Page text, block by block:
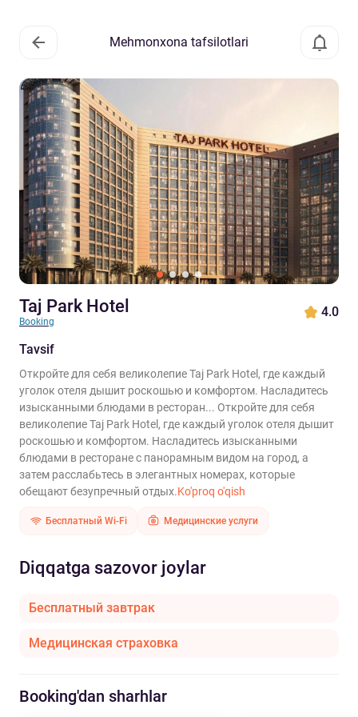
Mehmonxona tafsilotlari
Taj Park Hotel
Booking
4.0
Tavsif
Откройте для себя великолепие Taj Park Hotel, где каждый
уголок отеля дышит роскошью и комфортом. Насладитесь
изысканными блюдами в ресторан... Откройте для себя
великолепие Taj Park Hotel, где каждый уголок отеля дышит
роскошью и комфортом. Насладитесь изысканными
блюдами в ресторане с панорамным видом на город, а
затем расслабьтесь в элегантных номерах, которые
обещают безупречный отдых.Ko'proq o'qish
Бесплатный Wi-Fi Медицинские услуги
Diqqatga sazovor joylar
Бесплатный завтрак
Медицинская страховка
Booking'dan sharhlar